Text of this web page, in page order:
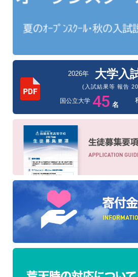
2026年 大学入
(入試結果等 報告
国公立大学 45 名